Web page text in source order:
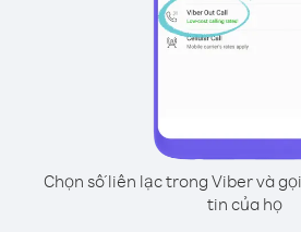
Chọn số liên lạc trong Viber và
tin của họ